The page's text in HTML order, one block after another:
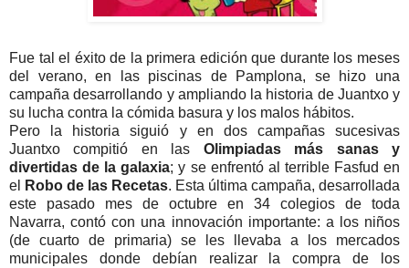
Fue tal el éxito de la primera edición que durante los meses
del verano, en las piscinas de Pamplona, se hizo una
campaña desarrollando y ampliando la historia de Juantxo y
su lucha contra la cómida basura y los malos hábitos.
Pero la historia siguió y en dos campañas sucesivas
Juantxo compitió en las Olimpiadas más sanas y
divertidas de la galaxia; y se enfrentó al terrible Fasfud en
el
Robo de las Recetas. Esta última campaña, desarrollada
este pasado mes de octubre en 34 colegios de toda
Navarra, contó con una innovación importante: a los niños
(de cuarto de primaria) se les llevaba a los mercados
municipales donde debían realizar la compra de los